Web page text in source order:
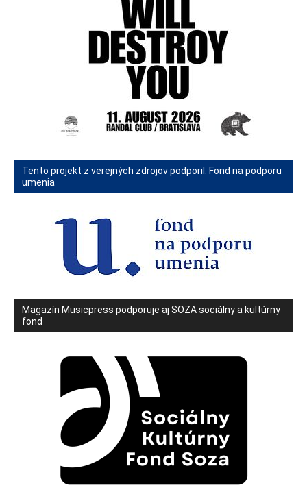
Tento projekt z verejných zdrojov podporil: Fond na podporu
umenia
Magazín Musicpress podporuje aj SOZA sociálny a kultúrny
fond